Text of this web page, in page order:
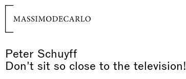
Peter Schuyff
Don't sit so close to the television!